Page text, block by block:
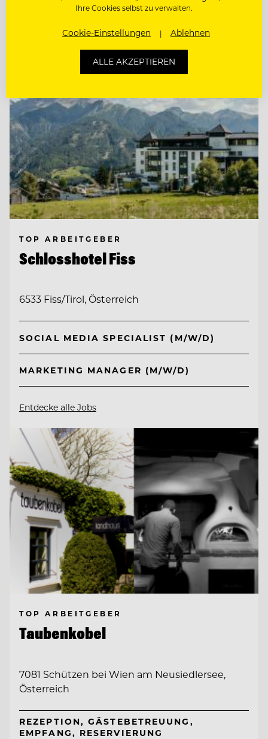
Entdecke alle Jobs
TOP ARBEITGEBER
Schlosshotel Fiss
6533 Fiss/Tirol, Österreich
SOCIAL MEDIA SPECIALIST (M/W/D)
MARKETING MANAGER (M/W/D)
Entdecke alle Jobs
TOP ARBEITGEBER
Taubenkobel
7081 Schützen bei Wien am Neusiedlersee,
Österreich
REZEPTION, GÄSTEBETREUUNG,
EMPFANG, RESERVIERUNG
Ihre Cookies selbst zu verwalten.
Cookie-Einstellungen Ablehnen
ALLE AKZEPTIEREN